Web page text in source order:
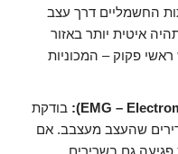
החשמליים דרך עצב
איטית יותר באזור
פקוק – המכוניות
בודקת
שהעצב מעצבב. אם
פגיעה גם בשרירים,